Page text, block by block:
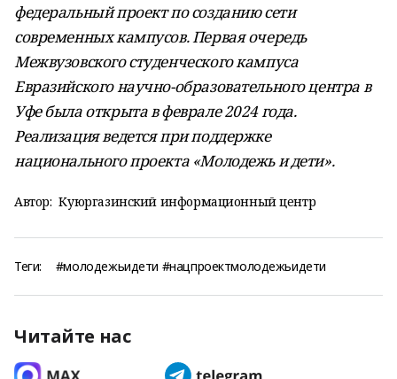
федеральный проект по созданию сети
современных кампусов. Первая очередь
Межвузовского студенческого кампуса
Евразийского научно-образовательного центра в
Уфе была открыта в феврале 2024 года.
Реализация ведется при поддержке
национального проекта «Молодежь и дети».
Автор: Куюргазинский информационный центр
Теги: #молодежьидети #нацпроектмолодежьидети
Читайте нас